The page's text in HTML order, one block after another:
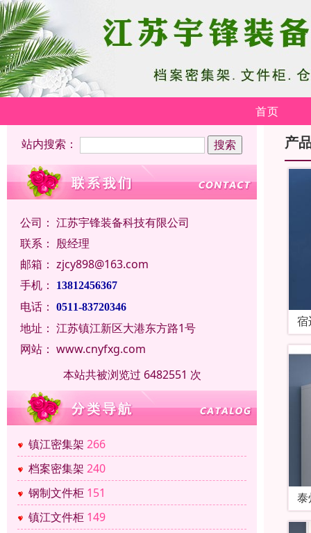
首页
站内搜索：
公司： 江苏宇锋装备科技有限公司
联系： 殷经理
邮箱： zjcy898@163.com
手机：
13812456367
电话： 0511-83720346
地址： 江苏镇江新区大港东方路1号
网站： www.cnyfxg.com
本站共被浏览过 6482551 次
镇江密集架 266
档案密集架 240
钢制文件柜 151
镇江文件柜 149
产
宿
泰